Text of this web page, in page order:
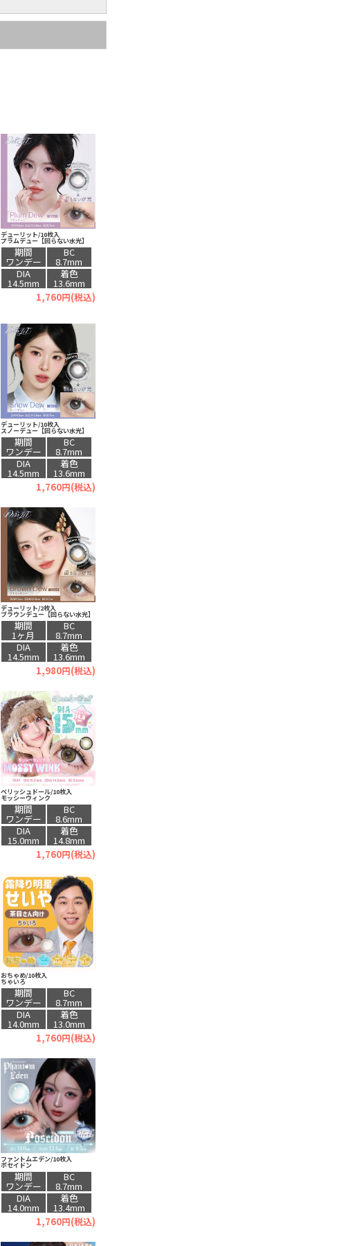
デューリット/10枚入
プラムデュー【回らない水光】
期間
ワンデー
BC
8.7mm
DIA
14.5mm
着色
13.6mm
1,760円(税込)
デューリット/10枚入
スノーデュー【回らない水光】
期間
ワンデー
BC
8.7mm
DIA
14.5mm
着色
13.6mm
1,760円(税込)
デューリット/2枚入
ブラウンデュー【回らない水光】
期間
1ヶ月
BC
8.7mm
DIA
14.5mm
着色
13.6mm
1,980円(税込)
ベリッシュドール/10枚入
モッシーウィンク
期間
ワンデー
BC
8.6mm
DIA
15.0mm
着色
14.8mm
1,760円(税込)
おちゃめ/10枚入
ちゃいろ
期間
ワンデー
BC
8.7mm
DIA
14.0mm
着色
13.0mm
1,760円(税込)
ファントムエデン/10枚入
ポセイドン
期間
ワンデー
BC
8.7mm
DIA
14.0mm
着色
13.4mm
1,760円(税込)